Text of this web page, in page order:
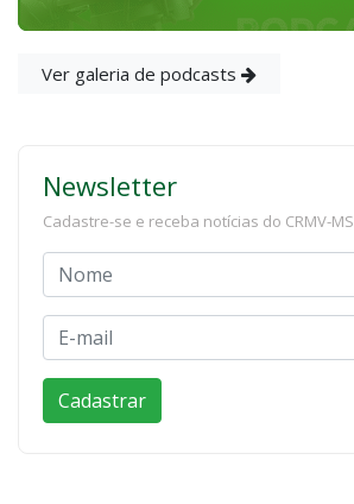
Ver galeria de podcasts
Newsletter
Cadastre-se e receba notícias do CRMV-MS